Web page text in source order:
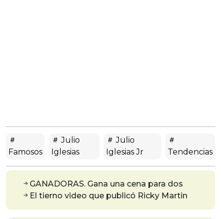
Famosos
Julio
Iglesias
Julio
Iglesias Jr
Tendencias
GANADORAS. Gana una cena para dos
El tierno video que publicó Ricky Martin